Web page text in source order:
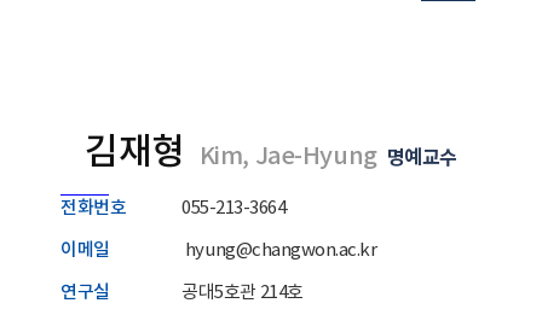
김재형 Kim, Jae-Hyung 명예교수
전화번호 055-213-3664
이메일 hyung@changwon.ac.kr
연구실 공대5호관 214호